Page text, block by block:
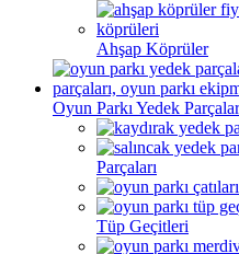
Ahşap Köprüler
Oyun Parkı Yedek
Parçaları
Tüp Geçitleri